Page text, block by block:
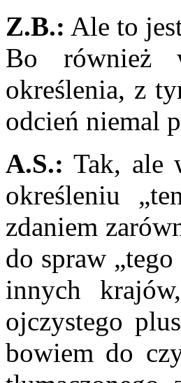
Z.B.: Ale to
Bo również
określenia, z
odcień niemal
A.S.: Tak, ale
określeniu
zdaniem
do spraw
innych
ojczystego
bowiem do